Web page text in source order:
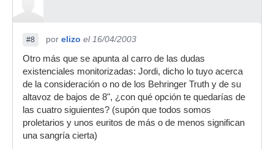
#8 por elizo el 16/04/2003
Otro más que se apunta al carro de las dudas
existenciales monitorizadas: Jordi, dicho lo tuyo acerca
de la consideración o no de los Behringer Truth y de su
altavoz de bajos de 8", ¿con qué opción te quedarías de
las cuatro siguientes? (supón que todos somos
proletarios y unos euritos de más o de menos significan
una sangría cierta)